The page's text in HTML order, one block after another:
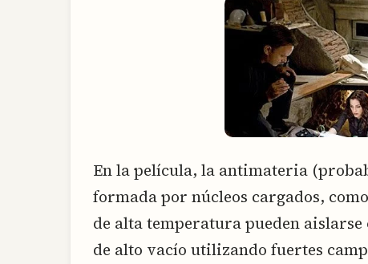
En la película, la antimateria
formada por núcleos cargados,
de alta temperatura pueden
de alto vacío utilizando fuertes